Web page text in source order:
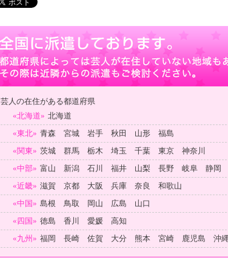
芸人の在住がある都道府県
«北海道» 北海道
«東北» 青森 宮城 岩手 秋田 山形 福島
«関東» 茨城 群馬 栃木 埼玉 千葉 東京 神奈川
«中部» 富山 新潟 石川 福井 山梨 長野 岐阜 静岡
«近畿» 滋賀 京都 大阪 兵庫 奈良 和歌山
«中国» 島根 鳥取 岡山 広島 山口
«四国» 徳島 香川 愛媛 高知
«九州» 福岡 長崎 佐賀 大分 熊本 宮崎 鹿児島 沖